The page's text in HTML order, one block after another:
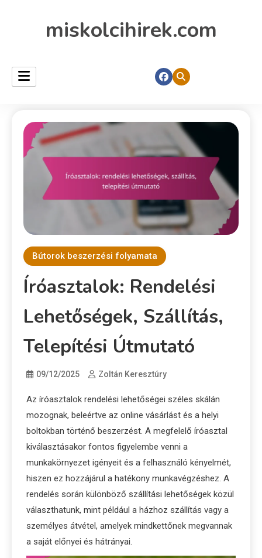
miskolcihirek.com
Bútorok beszerzési folyamata
Íróasztalok: Rendelési
Lehetőségek, Szállítás,
Telepítési Útmutató
09/12/2025 Zoltán Keresztúry
Az íróasztalok rendelési lehetőségei széles skálán
mozognak, beleértve az online vásárlást és a helyi
boltokban történő beszerzést. A megfelelő íróasztal
kiválasztásakor fontos figyelembe venni a
munkakörnyezet igényeit és a felhasználó kényelmét,
hiszen ez hozzájárul a hatékony munkavégzéshez. A
rendelés során különböző szállítási lehetőségek közül
választhatunk, mint például a házhoz szállítás vagy a
személyes átvétel, amelyek mindkettőnek megvannak
a saját előnyei és hátrányai.